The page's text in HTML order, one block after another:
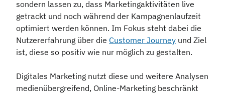
sondern lassen zu, dass Marketingaktivitäten live
getrackt und noch während der Kampagnenlaufzeit
optimiert werden können. Im Fokus steht dabei die
Nutzererfahrung über die Customer Journey und Ziel
ist, diese so positiv wie nur möglich zu gestalten.
Digitales Marketing nutzt diese und weitere Analysen
medienübergreifend, Online-Marketing beschränkt